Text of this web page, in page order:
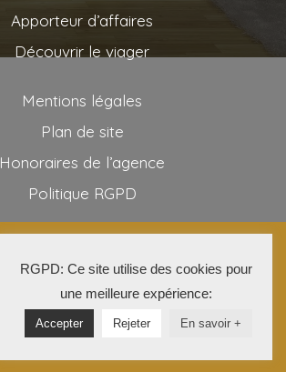
Apporteur d’affaires
Découvrir le viager
Mentions légales
Plan de site
Honoraires de l’agence
Politique RGPD
La Solution Immo
RGPD: Ce site utilise des cookies pour
une meilleure expérience:
Accepter Rejeter En savoir +